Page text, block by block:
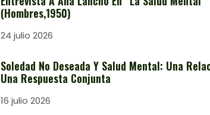
(Hombres,1950)
24 julio 2026
Soledad No Deseada Y Salud Mental: Una
Una Respuesta Conjunta
16 julio 2026